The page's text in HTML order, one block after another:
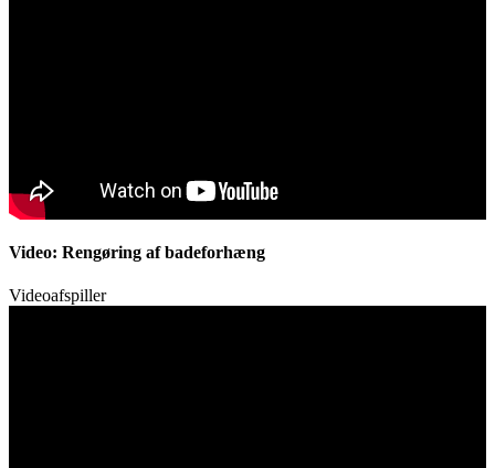
Video: Rengøring af badeforhæng
Videoafspiller